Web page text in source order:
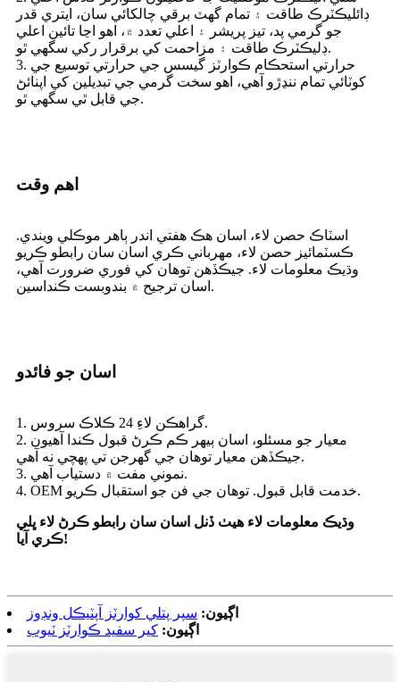
ڊائليڪٽرڪ طاقت ۽ تمام گهٽ برقي چالکائي سان، ايتري قدر
جو گرمي پد، تيز پريشر ۽ اعلي تعدد ۾، اهو اڃا تائين اعلي
ڊليڪٽرڪ طاقت ۽ مزاحمت کي برقرار رکي سگهي ٿو.
3. حرارتي استحڪام ڪوارٽز گيسس جي حرارتي توسيع جي
کوٽائي تمام ننڍڙو آهي، اهو سخت گرمي جي تبديلين کي اپنائڻ
جي قابل ٿي سگهي ٿو.
اهم وقت
اسٽاڪ حصن لاء، اسان هڪ هفتي اندر ٻاهر موڪلي ويندي.
ڪسٽمائيز حصن لاء، مهرباني ڪري اسان سان رابطو ڪريو
وڌيڪ معلومات لاء. جيڪڏهن توهان کي فوري ضرورت آهي،
اسان ترجيح ۾ بندوبست ڪنداسين.
اسان جو فائدو
1. گراهڪن لاءِ 24 ڪلاڪ سروس.
2. معيار جو مسئلو، اسان ٻيهر ڪم ڪرڻ قبول ڪندا آهيون
جيڪڏهن معيار توهان جي گهرجن تي پهچي نه آهي.
3. نموني مفت ۾ دستياب آهي.
4. OEM خدمت قابل قبول. توهان جي فن جو استقبال ڪريو.
وڌيڪ معلومات لاء هيٺ ڏنل اسان سان رابطو ڪرڻ لاء ڀلي
ڪري آيا!
اڳيون: سپر پتلي کوارٽز آپٽيڪل ونڊوز
اڳيون: کير سفيد ڪوارٽز ٽيوب